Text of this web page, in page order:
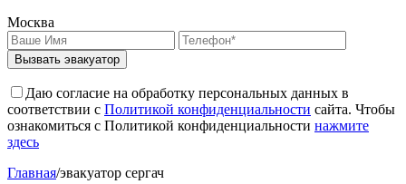
Москва
Вызвать эвакуатор
Даю согласие на обработку персональных данных в
соответствии с Политикой конфиденциальности сайта. Чтобы
ознакомиться с Политикой конфиденциальности нажмите
здесь
Главная/эвакуатор сергач